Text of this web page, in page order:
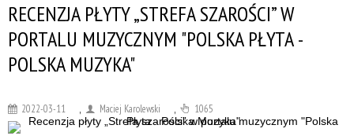
RECENZJA PŁYTY „STREFA SZAROŚCI” W
PORTALU MUZYCZNYM "POLSKA PŁYTA -
POLSKA MUZYKA"
2022-03-11 Maciej Karolewski 1065